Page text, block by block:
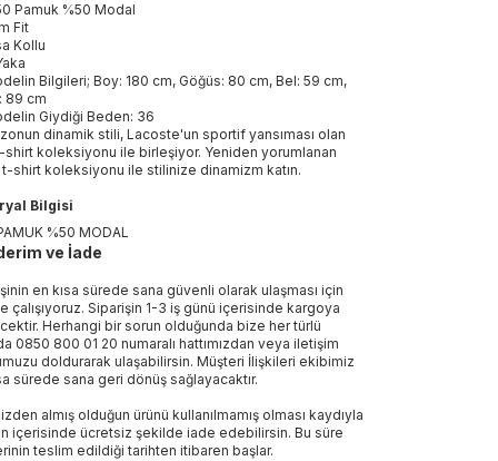
Pamuk %50 Modal
Fit
Kollu
Bilgileri; Boy: 180 cm, Göğüs: 80 cm, Bel: 59 cm,
89 cm
Giydiği Beden: 36
dinamik stili, Lacoste'un sportif yansıması olan
shirt koleksiyonu ile birleşiyor. Yeniden yorumlanan
t-shirt koleksiyonu ile stilinize dinamizm katın.
Bilgisi
%50 MODAL
ve İade
en kısa sürede sana güvenli olarak ulaşması için
çalışıyoruz. Siparişin 1-3 iş günü içerisinde kargoya
Herhangi bir sorun olduğunda bize her türlü
0850 800 01 20 numaralı hattımızdan veya iletişim
doldurarak ulaşabilirsin. Müşteri İlişkileri ekibimiz
sürede sana geri dönüş sağlayacaktır.
almış olduğun ürünü kullanılmamış olması kaydıyla
içerisinde ücretsiz şekilde iade edebilirsin. Bu süre
teslim edildiği tarihten itibaren başlar.